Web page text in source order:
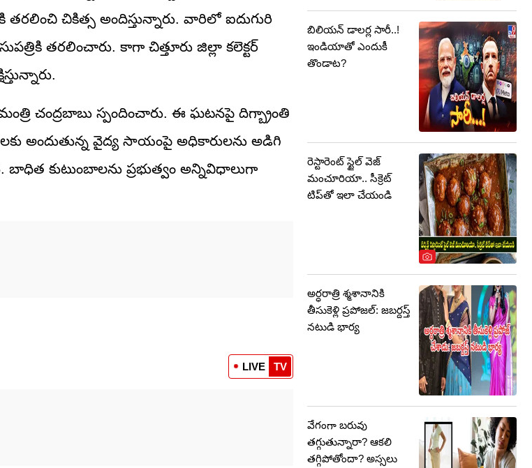
తరలించి చికిత్స అందిస్తున్నారు. వారిలో ఐదుగురి
తరలించారు. కాగా చిత్తూరు జిల్లా కలెక్టర్‌
చంద్రబాబు స్పందించారు. ఈ ఘటనపై దిగ్బ్రాంతి
అందుతున్న వైద్య సాయంపై అధికారులను అడిగి
బాధిత కుటుంబాలను ప్రభుత్వం అన్నివిధాలుగా
LIVE TV
బిలియన్ డాలర్ల సారీ..!
ఇండియాతో ఎందుకీ
తొండాట?
రెస్టారెంట్ స్టైల్ వెజ్
మంచూరియా.. సీక్రెట్
టిప్‌తో ఇలా చేయండి
అర్ధరాత్రి శ్మశానానికి
తీసుకెళ్లి ప్రపోజల్: జబర్దస్త్
నటుడి భార్య
వేగంగా బరువు
తగ్గుతున్నారా? ఆకలి
తగ్గిపోతోందా? అస్సలు